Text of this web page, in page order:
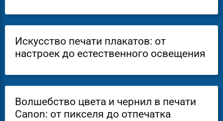
Искусство печати плакатов: от
настроек до естественного освещения
Волшебство цвета и чернил в печати
Canon: от пикселя до отпечатка